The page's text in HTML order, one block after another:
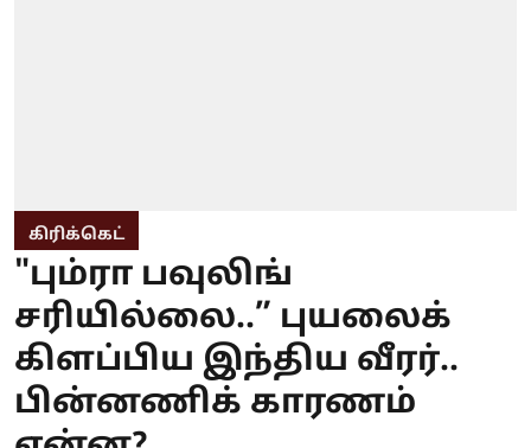
கிரிக்கெட்
"பும்ரா பவுலிங்
சரியில்லை..” புயலைக்
கிளப்பிய இந்திய வீரர்..
பின்னணிக் காரணம்